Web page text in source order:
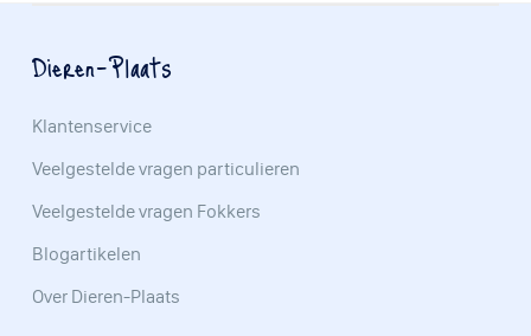
Dieren-Plaats
Klantenservice
Veelgestelde vragen particulieren
Veelgestelde vragen Fokkers
Blogartikelen
Over Dieren-Plaats